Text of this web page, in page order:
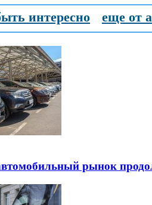
интересно еще от
рынок